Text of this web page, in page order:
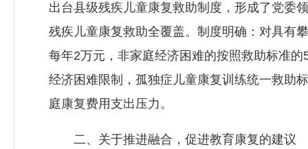
出台县级残疾儿童康复救助制度，形成了党委
残疾儿童康复救助全覆盖。制度明确：对具有
每年2万元，非家庭经济困难的按照救助标准
经济困难限制，孤独症儿童康复训练统一救助
庭康复费用支出压力。
二、关于推进融合，促进教育康复的建议